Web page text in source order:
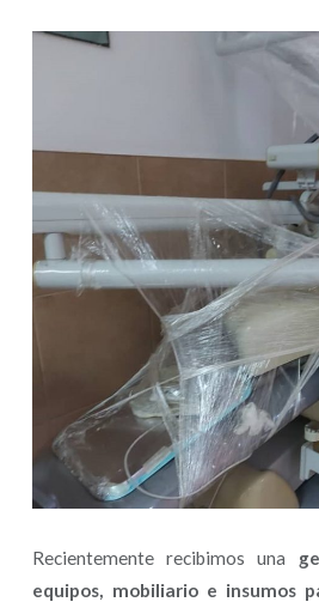
Recientemente recibimos una
equipos, mobiliario e insumos